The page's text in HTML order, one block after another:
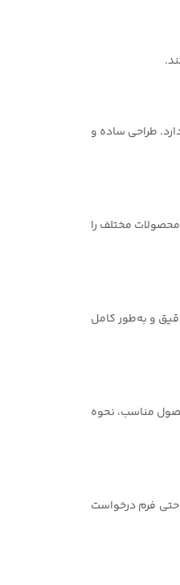
طراحی ساده و
مختلف را
و به‌طور کامل
مناسب، نحوه
فرم درخواست